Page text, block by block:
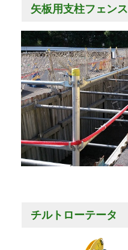
矢板用支柱フェンス
チルトローテータ